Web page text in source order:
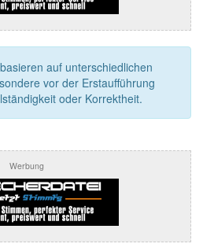
auf unterschiedlichen
vor der Erstaufführung
oder Korrektheit.
Werbung